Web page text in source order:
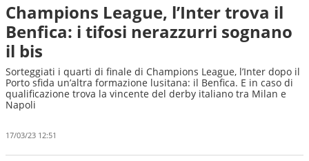
Champions League, l’Inter trova il
Benfica: i tifosi nerazzurri sognano
il bis
Sorteggiati i quarti di finale di Champions League, l’Inter dopo il
Porto sfida un’altra formazione lusitana: il Benfica. E in caso di
qualificazione trova la vincente del derby italiano tra Milan e
Napoli
17/03/23 12:51